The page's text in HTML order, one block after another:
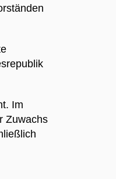
Im
Zuwachs